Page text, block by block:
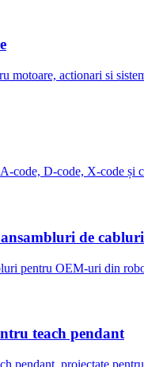
motoare, actionari si
code, D-code, X-code și
de cabluri
pentru OEM-uri din
teach pendant
pendant, proiectate